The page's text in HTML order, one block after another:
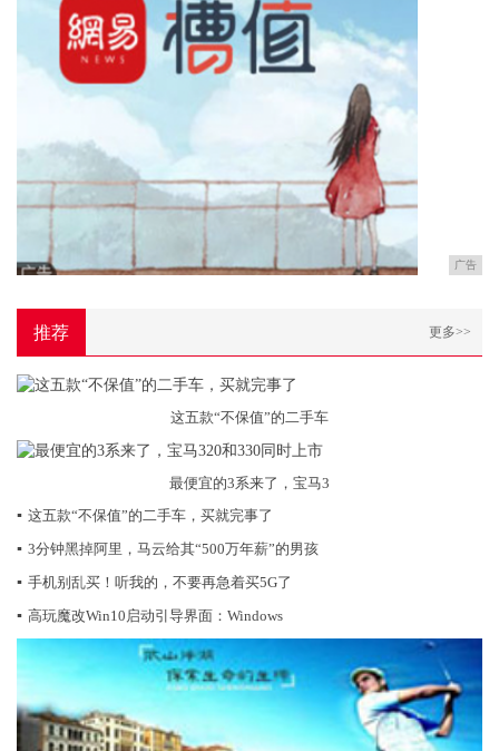
广告
推荐 更多>>
这五款“不保值”的二手车
最便宜的3系来了，宝马3
▪ 这五款“不保值”的二手车，买就完事了
▪ 3分钟黑掉阿里，马云给其“500万年薪”的男孩
▪ 手机别乱买！听我的，不要再急着买5G了
▪ 高玩魔改Win10启动引导界面：Windows